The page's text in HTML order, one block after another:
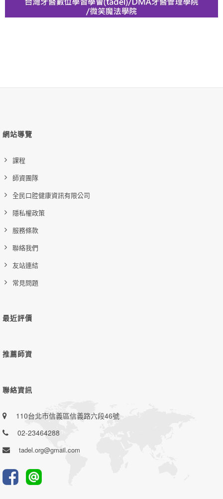
網站導覽
課程
師資團隊
全民口腔健康資訊有限公司
隱私權政策
服務條款
聯絡我們
友站連結
常見問題
最近評價
推薦師資
聯絡資訊
110台北市信義區信義路六段46號
02-23464288
tadel.org@gmail.com